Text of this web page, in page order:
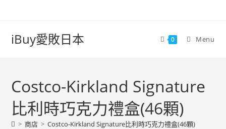
iBuy愛敗日本 0 Menu
Costco-Kirkland Signature
比利時巧克力禮盒(46顆)
> 商店 > Costco-Kirkland Signature比利時巧克力禮盒(46顆)